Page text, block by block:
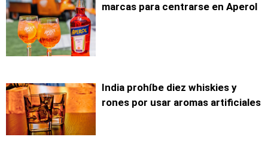
marcas para centrarse en Aperol
India prohíbe diez whiskies y
rones por usar aromas artificiales